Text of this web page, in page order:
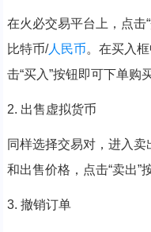
在火必交易平台上，点击
比特币/人民币。在买入
击“买入”按钮即可下单购买
2. 出售虚拟货币
同样选择交易对，进入
和出售价格，点击“卖出”
3. 撤销订单